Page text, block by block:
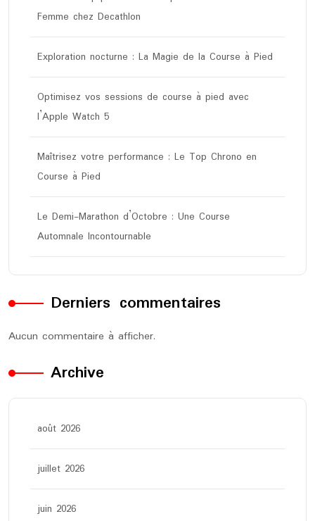
Femme chez Decathlon
Exploration nocturne : La Magie de la Course à Pied
Optimisez vos sessions de course à pied avec
l’Apple Watch 5
Maîtrisez votre performance : Le Top Chrono en
Course à Pied
Le Demi-Marathon d’Octobre : Une Course
Automnale Incontournable
Derniers commentaires
Aucun commentaire à afficher.
Archive
août 2026
juillet 2026
juin 2026